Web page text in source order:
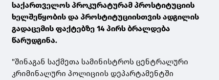
საქართველოს პროკურატურამ პროსტიტუციის
ხელშეწყობის და პროსტიტუციისთვის ადგილის
გადაცემის ფაქტებზე 14 პირს ბრალდება
წარუდგინა.
"შინაგან საქმეთა სამინისტროს ცენტრალური
კრიმინალური პოლიციის დეპარტამენტში